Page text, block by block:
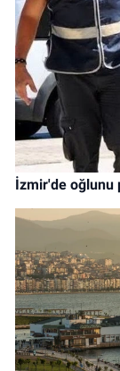
İzmir'de oğlunu